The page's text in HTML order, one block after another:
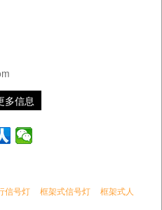
多信息
信号灯 框架式信号灯
框架式人